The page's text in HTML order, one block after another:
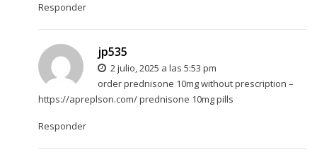
Responder
jp535
2 julio, 2025 a las 5:53 pm
order prednisone 10mg without prescription –
https://apreplson.com/prednisone 10mg pills
Responder